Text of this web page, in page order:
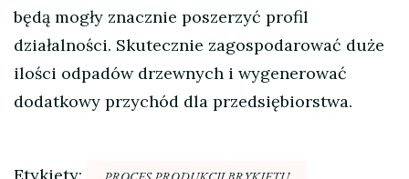
będą mogły znacznie poszerzyć profil
działalności. Skutecznie zagospodarować duże
ilości odpadów drzewnych i wygenerować
dodatkowy przychód dla przedsiębiorstwa.
Etykiety: